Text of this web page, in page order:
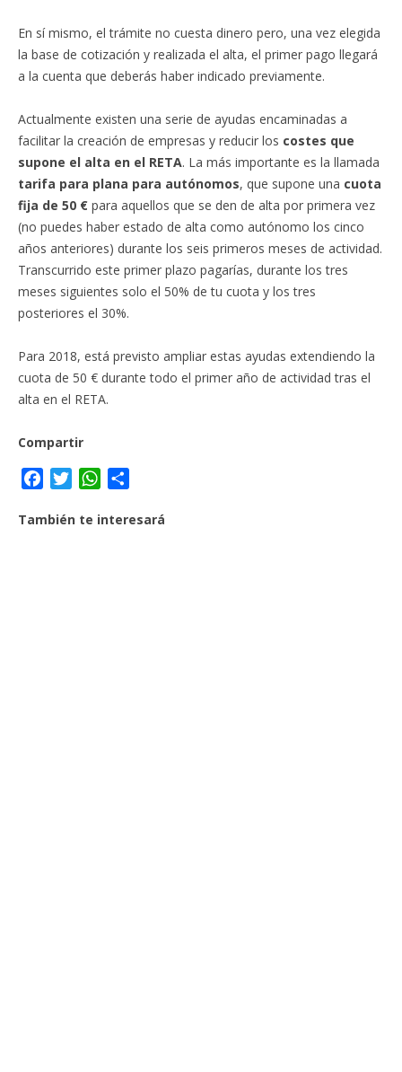
En sí mismo, el trámite no cuesta dinero pero, una vez elegida
la base de cotización y realizada el alta, el primer pago llegará
a la cuenta que deberás haber indicado previamente.
Actualmente existen una serie de ayudas encaminadas a
facilitar la creación de empresas y reducir los costes que
supone el alta en el RETA. La más importante es la llamada
tarifa para plana para autónomos, que supone una cuota
fija de 50 € para aquellos que se den de alta por primera vez
(no puedes haber estado de alta como autónomo los cinco
años anteriores) durante los seis primeros meses de actividad.
Transcurrido este primer plazo pagarías, durante los tres
meses siguientes solo el 50% de tu cuota y los tres
posteriores el 30%.
Para 2018, está previsto ampliar estas ayudas extendiendo la
cuota de 50 € durante todo el primer año de actividad tras el
alta en el RETA.
Compartir
c
i
W
a
m
También te interesará